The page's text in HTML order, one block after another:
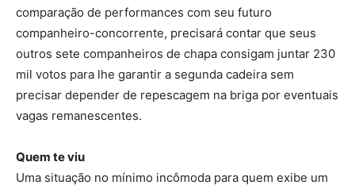
comparação de performances com seu futuro
companheiro-concorrente, precisará contar que seus
outros sete companheiros de chapa consigam juntar 230
mil votos para lhe garantir a segunda cadeira sem
precisar depender de repescagem na briga por eventuais
vagas remanescentes.
Quem te viu
Uma situação no mínimo incômoda para quem exibe um